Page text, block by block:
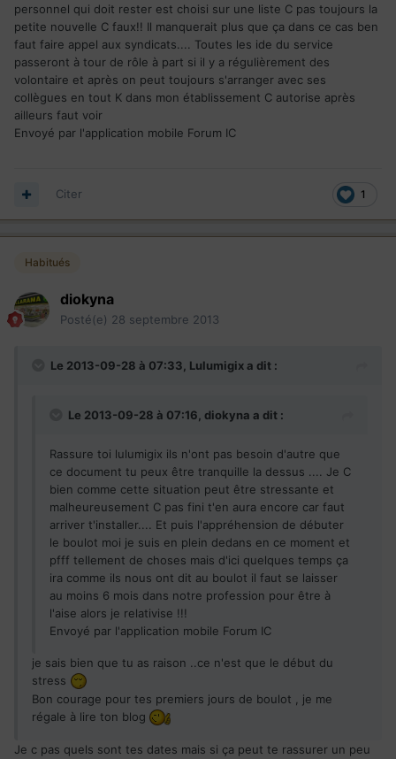
personnel qui doit rester est choisi sur une liste C pas toujours la
petite nouvelle C faux!! Il manquerait plus que ça dans ce cas ben
faut faire appel aux syndicats.... Toutes les ide du service
passeront à tour de rôle à part si il y a régulièrement des
volontaire et après on peut toujours s'arranger avec ses
collègues en tout K dans mon établissement C autorise après
ailleurs faut voir
Envoyé par l'application mobile Forum IC
1
Citer
Habitués
diokyna
Posté(e) 28 septembre 2013
Le 2013-09-28 à 07:33, Lulumigix a dit :
Le 2013-09-28 à 07:16, diokyna a dit :
Rassure toi lulumigix ils n'ont pas besoin d'autre que
ce document tu peux être tranquille la dessus .... Je C
bien comme cette situation peut être stressante et
malheureusement C pas fini t'en aura encore car faut
arriver t'installer.... Et puis l'appréhension de débuter
le boulot moi je suis en plein dedans en ce moment et
pfff tellement de choses mais d'ici quelques temps ça
ira comme ils nous ont dit au boulot il faut se laisser
au moins 6 mois dans notre profession pour être à
l'aise alors je relativise !!!
Envoyé par l'application mobile Forum IC
je sais bien que tu as raison ..ce n'est que le début du
stress
Bon courage pour tes premiers jours de boulot , je me
régale à lire ton blog
Je c pas quels sont tes dates mais si ça peut te rassurer un peu